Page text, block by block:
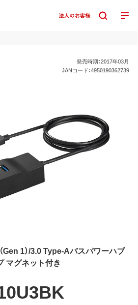
発売時期：2017年03月
JANコード：4950190362739
Gen 1）/3.0 Type-Aバスパワーハブ
マグネット付き